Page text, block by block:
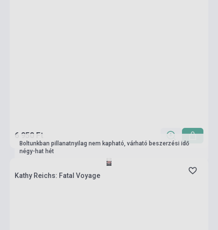
6 950 Ft
Boltunkban pillanatnyilag nem kapható, várható beszerzési idő
négy-hat hét
Kathy Reichs: Fatal Voyage